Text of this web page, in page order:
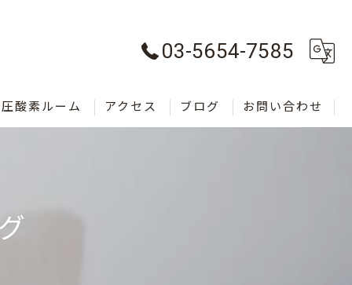
03-5654-7585
酸素ルーム アクセス ブログ お問い合わせ
グ